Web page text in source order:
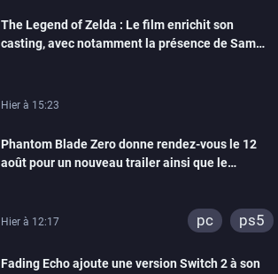
The Legend of Zelda : Le film enrichit son
casting, avec notamment la présence de Sam
Hier à 15:23
Phantom Blade Zero donne rendez-vous le 12
août pour un nouveau trailer ainsi que le
Hier à 12:17 pc ps5
Fading Echo ajoute une version Switch 2 à son